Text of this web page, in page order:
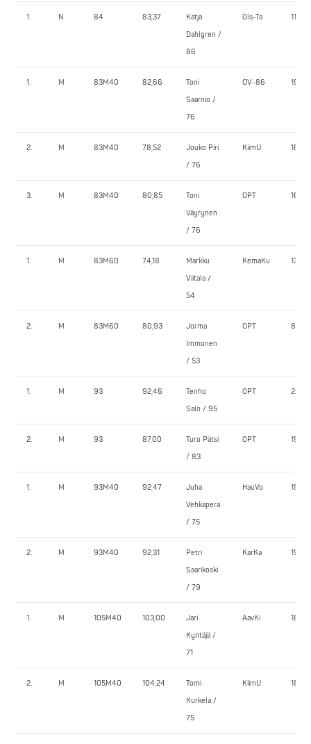
1. N 84 83,37
Katja
Dahlgren /
86
Ols-Ta 115,0
1. M 83M40 82,66
Toni
Saarnio /
76
OV-86 192,5
2. M 83M40 78,52
Jouko Piri
/ 76
KiimU 160,0
3. M 83M40 80,85
Toni
Väyrynen
/ 76
OPT 162,5
1. M 83M60 74,18
Markku
Viitala /
54
KemaKu 135,0
2. M 83M60 80,93
Jorma
Immonen
/ 53
OPT 80,0
1. M 93 92,46
Tenho
Salo / 95
OPT 225,0
2. M 93 87,00
Turo Pätsi
/ 83
OPT 195,0
1. M 93M40 92,47
Juha
Vehkaperä
/ 75
HauVo 190,0
2. M 93M40 92,31
Petri
Saarikoski
/ 79
KarKa 190,0
1. M 105M40 103,00
Jari
Kyntäjä /
71
AavKi 180,0
2. M 105M40 104,24
Tomi
Kurkela /
75
KiimU 185,0